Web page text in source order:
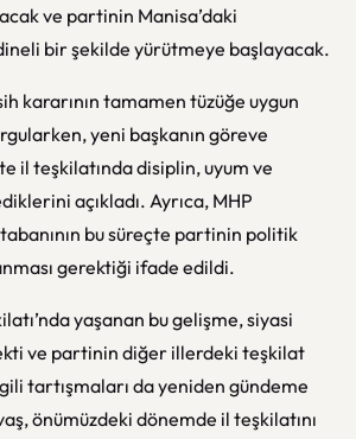
ve partinin Manisa’daki
bir şekilde yürütmeye başlayacak.
kararının tamamen tüzüğe uygun
yeni başkanın göreve
il teşkilatında disiplin, uyum ve
açıkladı. Ayrıca, MHP
bu süreçte partinin politik
gerektiği ifade edildi.
yaşanan bu gelişme, siyasi
ve partinin diğer illerdeki teşkilat
tartışmaları da yeniden gündeme
önümüzdeki dönemde il teşkilatını